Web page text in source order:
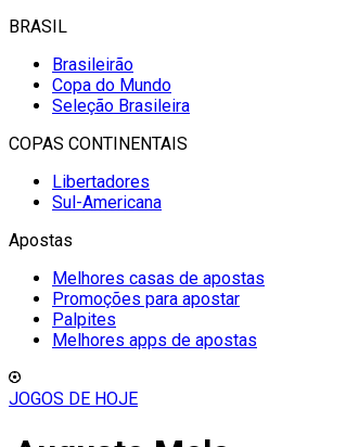
BRASIL
Brasileirão
Copa do Mundo
Seleção Brasileira
COPAS CONTINENTAIS
Libertadores
Sul-Americana
Apostas
Melhores casas de apostas
Promoções para apostar
Palpites
Melhores apps de apostas
JOGOS DE HOJE